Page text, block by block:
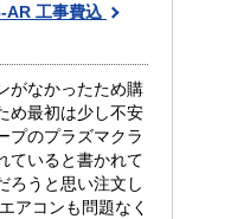
AR 工事費込
がなかったため購
め最初は少し不安
プのプラズマクラ
ていると書かれて
ろうと思い注文し
アコンも問題なく